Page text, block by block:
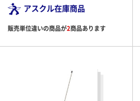
アスクル在庫商品
販売単位違いの商品が2商品あります